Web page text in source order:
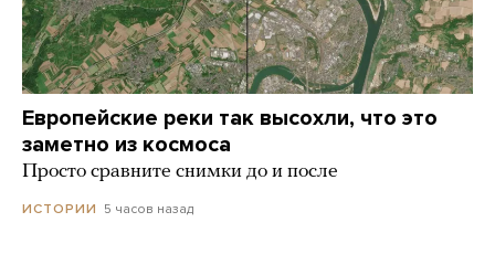
Европейские реки так высохли, что это
заметно из космоса
Просто сравните снимки до и после
ИСТОРИИ 5 часов назад